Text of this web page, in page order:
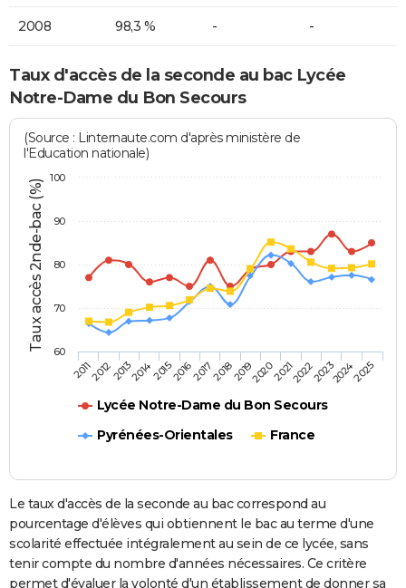
2008 98,3 % - -
Taux d'accès de la seconde au bac Lycée
Notre-Dame du Bon Secours
Taux accès 2nde-bac (%)
(Source : Linternaute.com d'après ministère de
l'Education nationale)
Lycée Notre-Dame du Bon Secours
Pyrénées-Orientales
France
201120122013201420152016201720182019202020212022202320242025
60
70
80
90
100
Le taux d'accès de la seconde au bac correspond au
pourcentage d'élèves qui obtiennent le bac au terme d'une
scolarité effectuée intégralement au sein de ce lycée, sans
tenir compte du nombre d'années nécessaires. Ce critère
permet d'évaluer la volonté d'un établissement de donner sa